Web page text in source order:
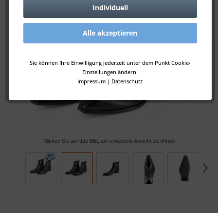
Individuell
Alle akzeptieren
Sie können Ihre Einwilligung jederzeit unter dem Punkt Cookie-
Einstellungen ändern.
Impressum | Datenschutz
Klicken Sie auf das Bild, um erweiterte Ansicht zu öffnen